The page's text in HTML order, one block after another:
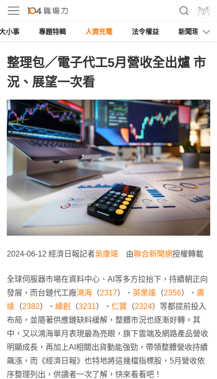
小事 專題特輯 人資充電 法令權益 新聞現場
整理包／電子代工5月營收全出爐 市
況、展望一次看
2024-06-12 經濟日報記者吳康瑋 由聯合新聞網授權轉載
全球伺服器市場在資料中心、AI等多方拉抬下，持續朝正向
發展，而台鏈代工廠鴻海 （2317）、 英業達 （2356）、 廣
達 （2382）、 緯創 （3231）、 仁寶 （2324）等都提前投入
布局，並隨著供應鏈缺料緩解，整體市況也逐漸好轉。其
中，又以鴻海單月表現最為亮眼，旗下雲端及網路產品營收
明顯成長，再加上AI相關出貨動能強勁，帶領整體營收持續
飆漲，而《經濟日報》也特地將這幾檔指標股，5月營收依
序整理列出，供讀者一次了解，快來看看吧！